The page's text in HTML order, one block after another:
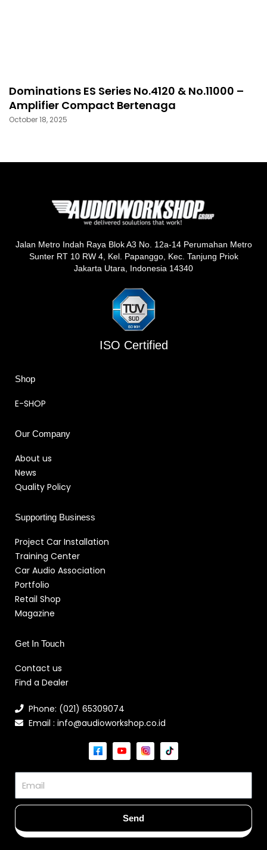
Dominations ES Series No.4120 & No.11000 –
Amplifier Compact Bertenaga
October 18, 2025
Jalan Metro Indah Raya Blok A3 No. 12a-14 Perumahan Metro
Sunter RT 10 RW 4, Kel. Papanggo, Kec. Tanjung Priok
Jakarta Utara, Indonesia 14340
ISO Certified
Shop
E-SHOP
Our Company
About us
News
Quality Policy
Supporting Business
Project Car Installation
Training Center
Car Audio Association
Portfolio
Retail Shop
Magazine
Get In Touch
Contact us
Find a Dealer
Phone: (021) 65309074
Email : info@audioworkshop.co.id
Send